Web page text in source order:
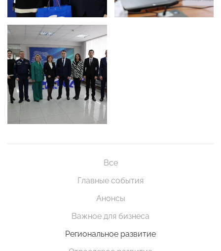
Все
Главные события
Анонсы
Важное для бизнеса
Региональное развитие